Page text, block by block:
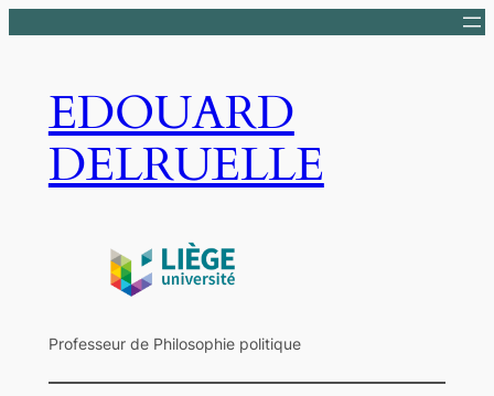
EDOUARD
DELRUELLE
Professeur de Philosophie politique